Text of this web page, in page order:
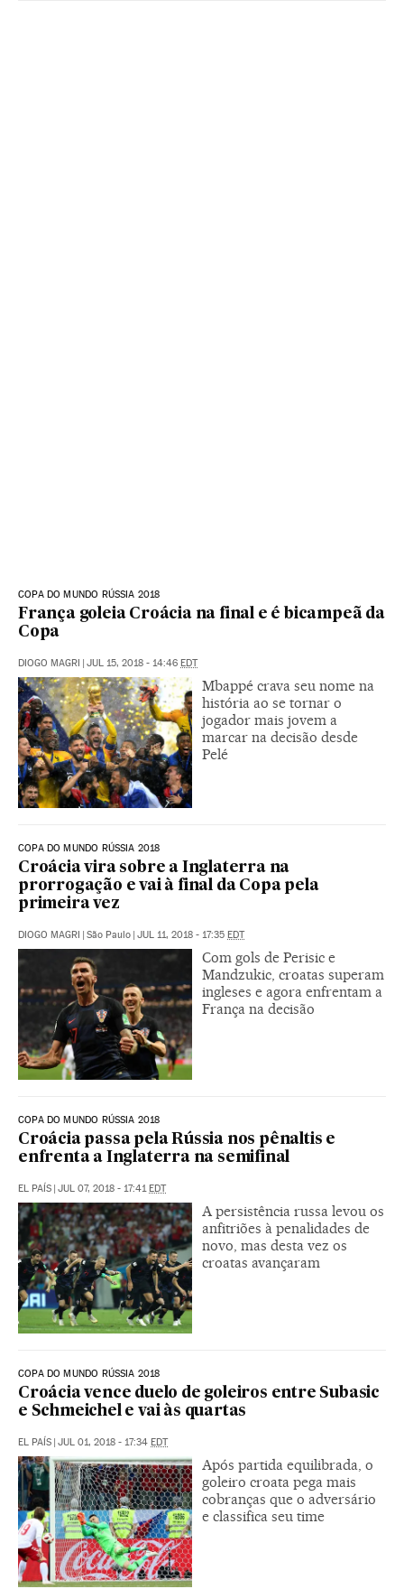
COPA DO MUNDO RÚSSIA 2018
França goleia Croácia na final e é bicampeã da
Copa
DIOGO MAGRI | JUL 15, 2018 - 14:46 EDT
Mbappé crava seu nome na
história ao se tornar o
jogador mais jovem a
marcar na decisão desde
Pelé
COPA DO MUNDO RÚSSIA 2018
Croácia vira sobre a Inglaterra na
prorrogação e vai à final da Copa pela
primeira vez
DIOGO MAGRI | São Paulo | JUL 11, 2018 - 17:35 EDT
Com gols de Perisic e
Mandzukic, croatas superam
ingleses e agora enfrentam a
França na decisão
COPA DO MUNDO RÚSSIA 2018
Croácia passa pela Rússia nos pênaltis e
enfrenta a Inglaterra na semifinal
EL PAÍS | JUL 07, 2018 - 17:41EDT
A persistência russa levou os
anfitriões à penalidades de
novo, mas desta vez os
croatas avançaram
COPA DO MUNDO RÚSSIA 2018
Croácia vence duelo de goleiros entre Subasic
e Schmeichel e vai às quartas
EL PAÍS | JUL 01, 2018 - 17:34 EDT
Após partida equilibrada, o
goleiro croata pega mais
cobranças que o adversário
e classifica seu time